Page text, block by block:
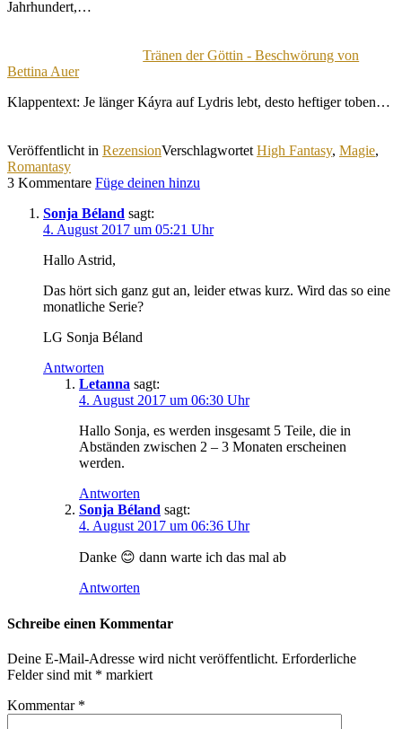
Jahrhundert,…
Tränen der Göttin - Beschwörung von
Bettina Auer
Klappentext: Je länger Káyra auf Lydris lebt, desto heftiger toben…
Veröffentlicht in RezensionVerschlagwortet High Fantasy, Magie,
Romantasy
3 Kommentare Füge deinen hinzu
Sonja Béland sagt:
4. August 2017 um 05:21 Uhr
Hallo Astrid,
Das hört sich ganz gut an, leider etwas kurz. Wird das so eine
monatliche Serie?
LG Sonja Béland
Antworten
Letanna sagt:
4. August 2017 um 06:30 Uhr
Hallo Sonja, es werden insgesamt 5 Teile, die in
Abständen zwischen 2 – 3 Monaten erscheinen
werden.
Antworten
Sonja Béland sagt:
4. August 2017 um 06:36 Uhr
Danke 😊 dann warte ich das mal ab
Antworten
Schreibe einen Kommentar
Deine E-Mail-Adresse wird nicht veröffentlicht. Erforderliche
Felder sind mit * markiert
Kommentar *